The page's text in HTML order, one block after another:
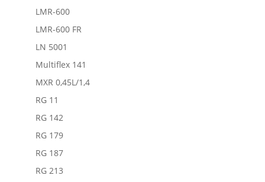
LMR-600
LMR-600 FR
LN 5001
Multiflex 141
MXR 0,45L/1,4
RG 11
RG 142
RG 179
RG 187
RG 213